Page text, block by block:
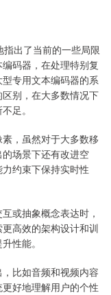
出了当前的一些局限
码器，在处理特别复
专用文本编码器的系
别，在大多数情况下
足。
，虽然对于大多数移
场景下还有改进空
约束下保持实时性
或抽象概念表达时，
高效的架构设计和训
性能。
比如音频和视频内容
好地理解用户的个性